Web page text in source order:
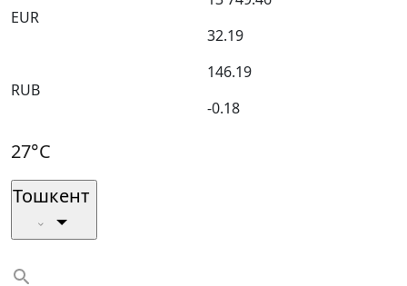
EUR
32.19
RUB
146.19
-0.18
27°C
Тошкент